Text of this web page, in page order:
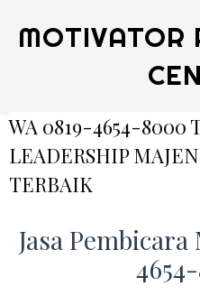
MOTIVATOR
WA 0819-4654-8000
LEADERSHIP
TERBAIK
Jasa